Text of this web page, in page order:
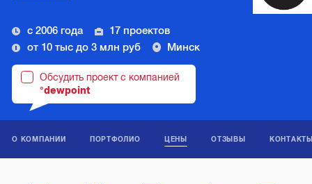
с 2006 года
17 проектов
от 10 тыс до 3 млн руб
Минск
Обсудить проект с компанией
°dewpoint
О КОМПАНИИ ПОРТФОЛИО ЦЕНЫ ОТЗЫВЫ